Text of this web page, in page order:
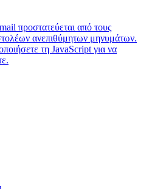
προστατεύεται από τους
ανεπιθύμητων μηνυμάτων.
τη JavaScript για να